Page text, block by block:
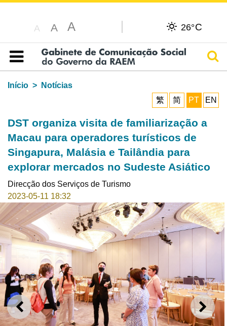
A A A 26°C
Índice
Início
Notícias
繁
简 PT EN
DST organiza visita de familiarização a
Macau para operadores turísticos de
Singapura, Malásia e Tailândia para
explorar mercados no Sudeste Asiático
Direcção dos Serviços de Turismo
2023-05-11 18:32
ANTERIOR